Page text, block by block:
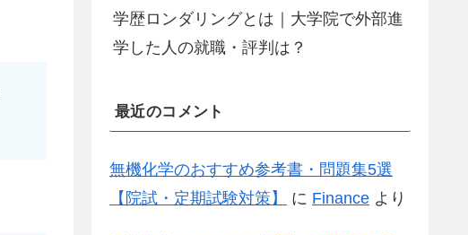
学歴ロンダリングとは｜大学院で外部進
学した人の就職・評判は？
最近のコメント
無機化学のおすすめ参考書・問題集5選
【院試・定期試験対策】
に Finance より